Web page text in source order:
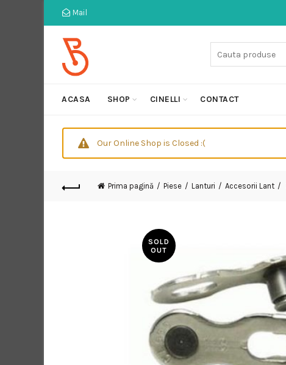
Mail
ACASA SHOP CINELLI CONTACT
Our Online Shop is Closed :(
Prima pagină Piese Lanturi Accesorii Lant
SOLD
OUT